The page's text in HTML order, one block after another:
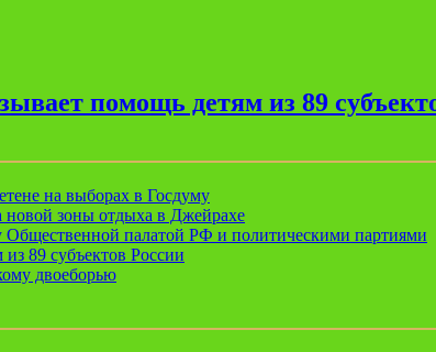
помощь детям из 89
на выборах в Госдуму
новой зоны отдыха в Джейрахе
Общественной палатой РФ и политическими партиями
89 субъектов России
двоеборью